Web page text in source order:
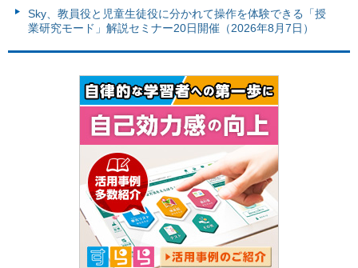
Sky、教員役と児童生徒役に分かれて操作を体験できる「授
業研究モード」解説セミナー20日開催（2026年8月7日）